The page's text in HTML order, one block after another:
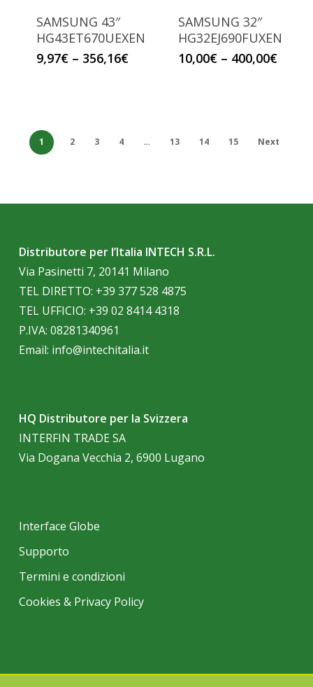
SAMSUNG 43″
HG43ET670UEXEN
9,97€– 356,16€
SAMSUNG 32″
HG32EJ690FUXEN
10,00€ – 400,00€
1 2 3 4 … 13 14 15 Next
Distributore per l’Italia INTECH S.R.L.
Via Pasinetti 7, 20141 Milano
TEL DIRETTO: +39 377 528 4875
TEL UFFICIO: +39 02 8414 4318
P.IVA: 08281340961
Email: info@intechitalia.it
HQ Distributore per la Svizzera
INTERFIN TRADE SA
Via Dogana Vecchia 2, 6900 Lugano
Interface Globe
Supporto
Termini e condizioni
Cookies & Privacy Policy